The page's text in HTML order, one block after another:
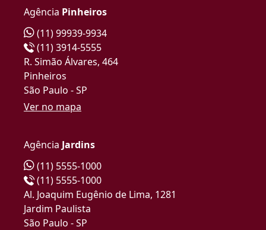
Agência Pinheiros
(11) 99939-9934
(11) 3914-5555
R. Simão Álvares, 464
Pinheiros
São Paulo - SP
Ver no mapa
Agência Jardins
(11) 5555-1000
(11) 5555-1000
Al. Joaquim Eugênio de Lima, 1281
Jardim Paulista
São Paulo - SP